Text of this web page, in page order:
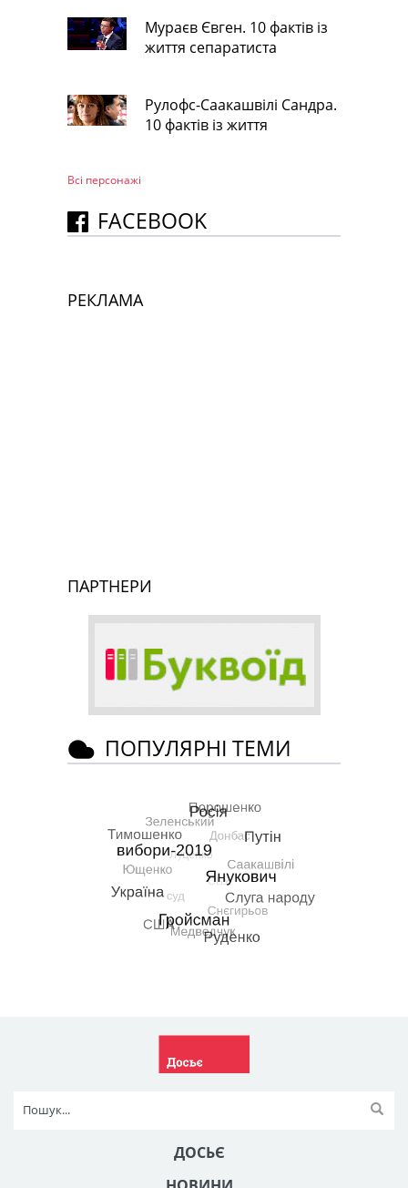
Мураєв Євген. 10 фактів із
життя сепаратиста
Рулофс-Саакашвілі Сандра.
10 фактів із життя
Всі персонажi
FACEBOOK
РЕКЛАМА
ПАРТНЕРИ
ПОПУЛЯРНІ ТЕМИ
ДОСЬЄ